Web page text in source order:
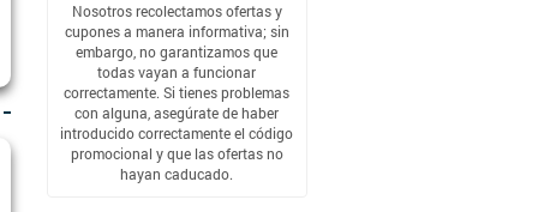
Nosotros recolectamos ofertas y
cupones a manera informativa; sin
embargo, no garantizamos que
todas vayan a funcionar
correctamente. Si tienes problemas
con alguna, asegúrate de haber
introducido correctamente el código
promocional y que las ofertas no
hayan caducado.